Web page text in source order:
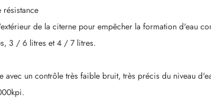
résistance
de la citerne pour empêcher la formation d'eau
3 / 6 litres et 4 / 7 litres.
avec un contrôle très faible bruit, très précis du niveau